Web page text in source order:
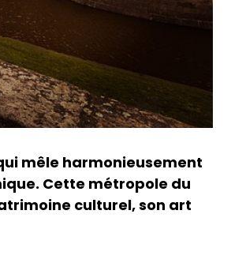
mêle harmonieusement
Cette métropole du
culturel, son art